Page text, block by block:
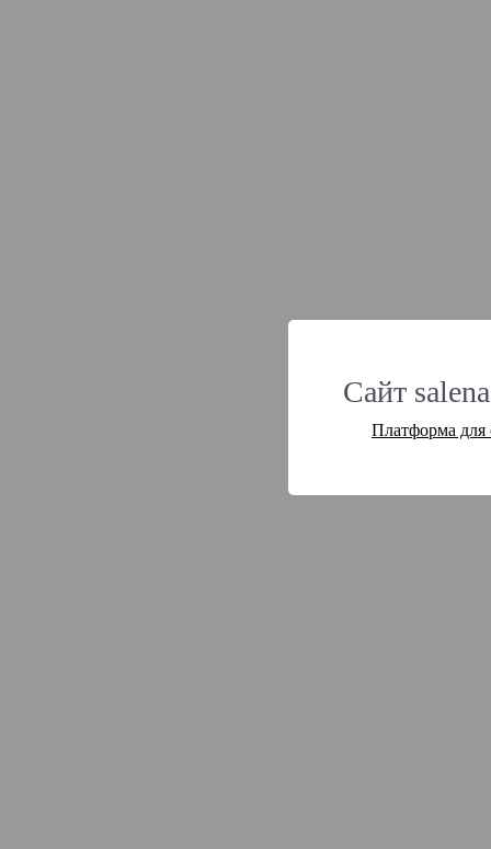
Сайт
Платформа для